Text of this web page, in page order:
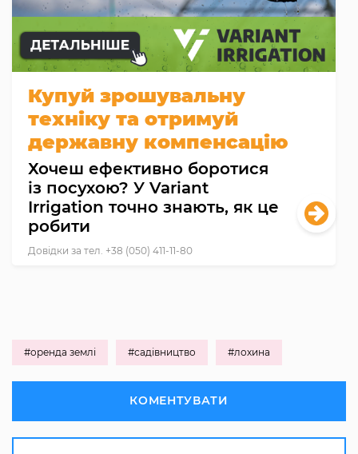
Купуй зрошувальну
техніку та отримуй
державну компенсацію
Хочеш ефективно боротися
із посухою? У Variant
Irrigation точно знають, як це
робити
Довідки за тел. +38 (050) 411-11-80
#оренда землі #садівництво #лохина
КОМЕНТУВАТИ